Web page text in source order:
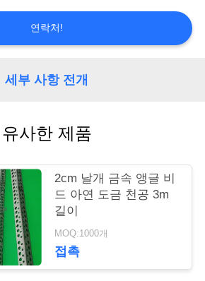
연락처!
세부 사항 전개
유사한 제품
2cm 날개 금속 앵글 비
드 아연 도금 천공 3m
길이
MOQ:1000개
접촉